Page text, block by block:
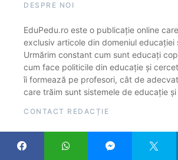
DESPRE NOI
EduPedu.ro este o publicație online
exclusiv articole din domeniul educației
Urmărim constant cum sunt educați
cum face politicile din educație și
îi formează pe profesori, cât de
care trăim sunt sistemele de educație
CONTACT REDACȚIE
raluca.pantazi@edupedu.ro